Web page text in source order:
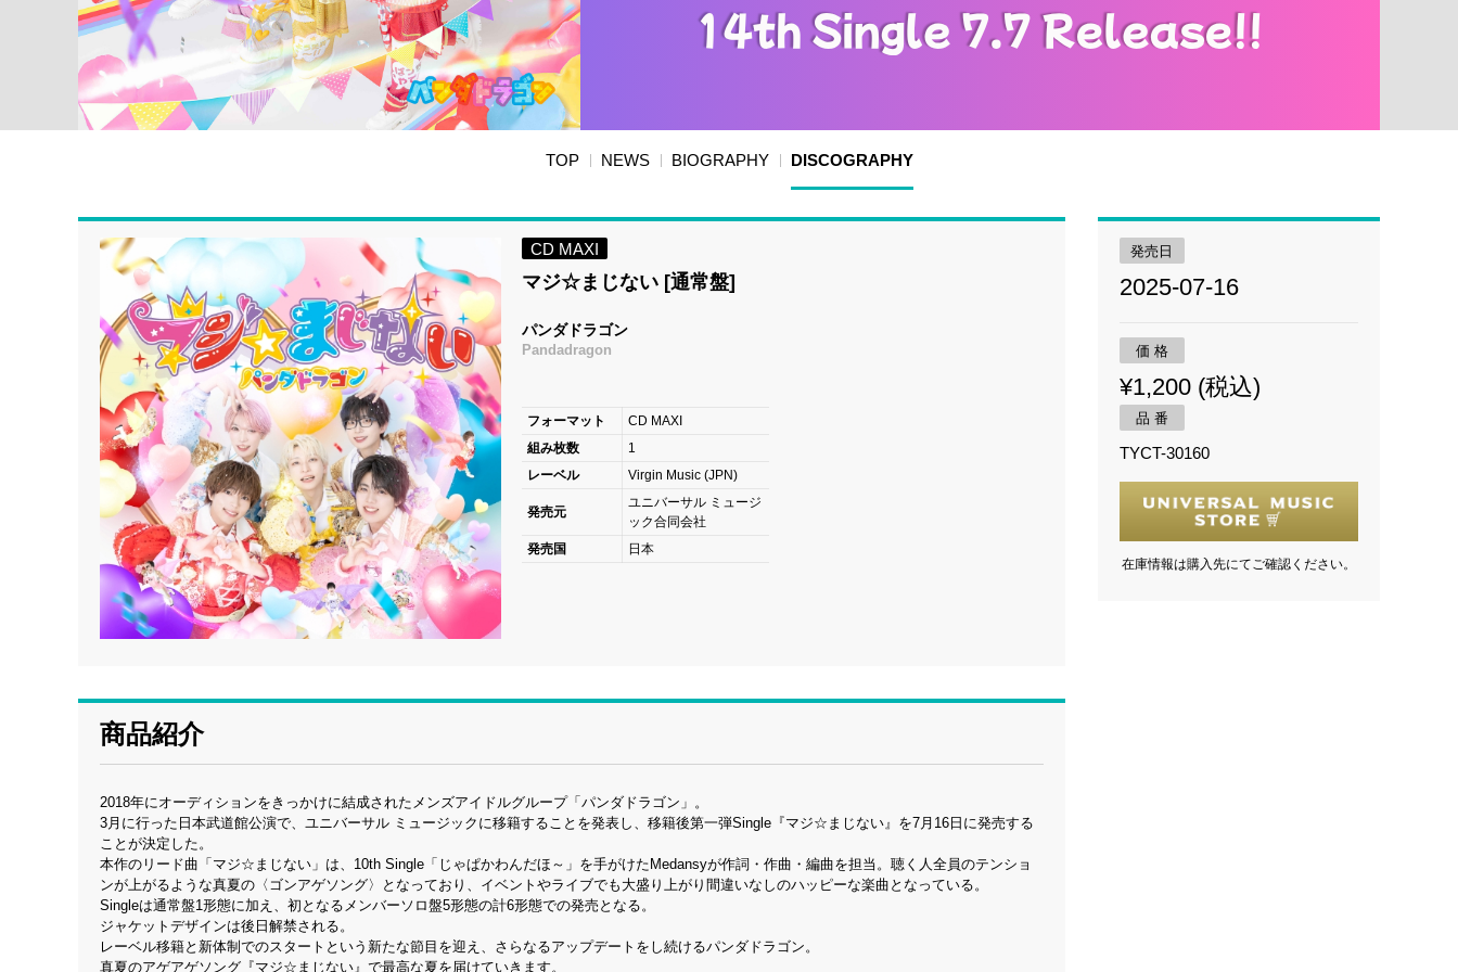
TOP NEWS BIOGRAPHY DISCOGRAPHY
CD MAXI
マジ☆まじない [通常盤]
パンダドラゴン
Pandadragon
フォーマット
CD MAXI
組み枚数
1
レーベル
Virgin Music (JPN)
発売元
ユニバーサル ミュージ
ック合同会社
発売国
日本
商品紹介
2018年にオーディションをきっかけに結成されたメンズアイドルグループ「パンダドラゴン」。
3月に行った日本武道館公演で、ユニバーサル ミュージックに移籍することを発表し、移籍後第一弾Single『マジ☆まじない』を7月16日に発売する
ことが決定した。
本作のリード曲「マジ☆まじない」は、10th Single「じゃぱかわんだほ～」を手がけたMedansyが作詞・作曲・編曲を担当。聴く人全員のテンショ
ンが上がるような真夏の〈ゴンアゲソング〉となっており、イベントやライブでも大盛り上がり間違いなしのハッピーな楽曲となっている。
Singleは通常盤1形態に加え、初となるメンバーソロ盤5形態の計6形態での発売となる。
ジャケットデザインは後日解禁される。
レーベル移籍と新体制でのスタートという新たな節目を迎え、さらなるアップデートをし続けるパンダドラゴン。
真夏のアゲアゲソング『マジ☆まじない』で最高な夏を届けていきます。
発売日
2025-07-16
価 格
¥1,200 (税込)
品 番
TYCT-30160
在庫情報は購入先にてご確認ください。